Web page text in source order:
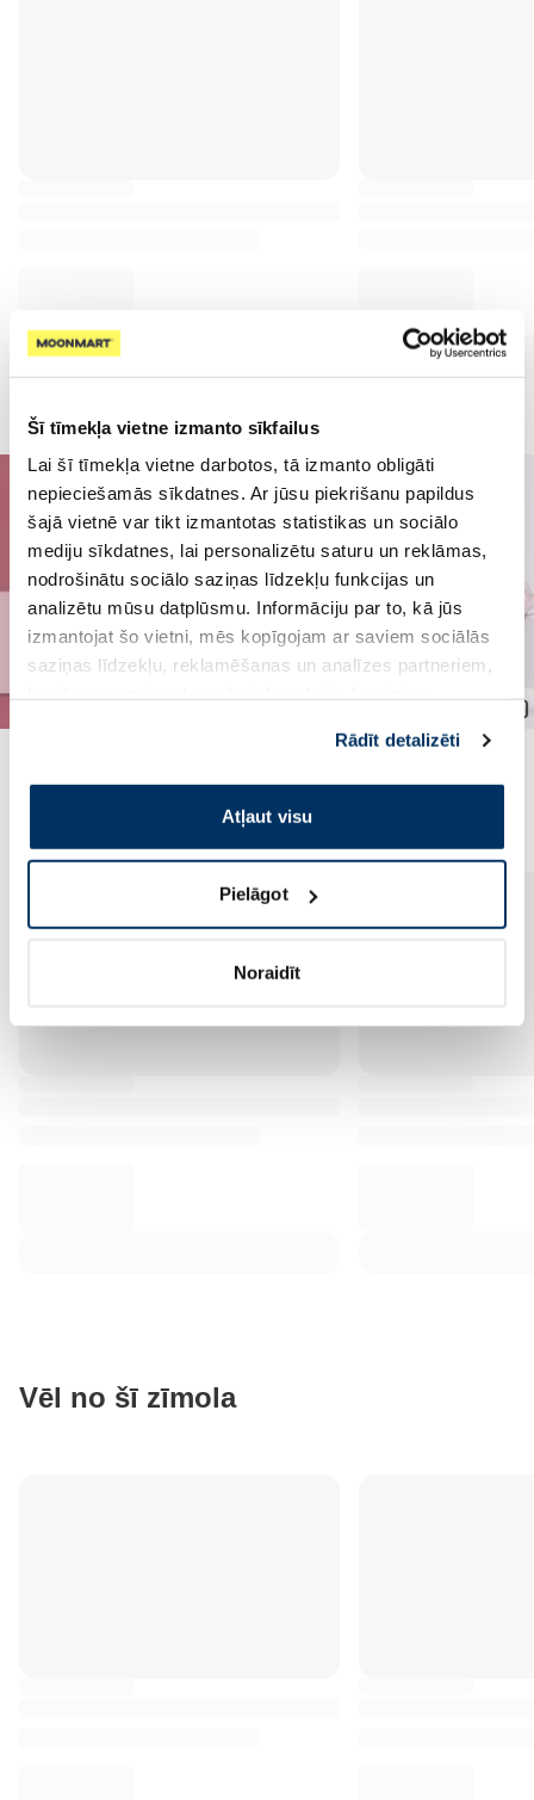
Šī tīmekļa vietne izmanto sīkfailus
Lai šī tīmekļa vietne darbotos, tā izmanto obligāti
nepieciešamās sīkdatnes. Ar jūsu piekrišanu papildus
šajā vietnē var tikt izmantotas statistikas un sociālo
mediju sīkdatnes, lai personalizētu saturu un reklāmas,
nodrošinātu sociālo saziņas līdzekļu funkcijas un
analizētu mūsu datplūsmu. Informāciju par to, kā jūs
izmantojat šo vietni, mēs kopīgojam ar saviem sociālās
saziņas līdzekļu, reklamēšanas un analīzes partneriem,
pakalpojumus. Ja piekrītat šo papildu sīkdatņu
izmantošanai, lūdzu, atzīmējiet savu izvēli:
Rādīt detalizēti
Atļaut visu
Pielāgot
Noraidīt
Populārākie kategorijā
Vēl no šī zīmola